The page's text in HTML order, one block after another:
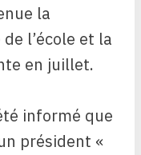
la
l’école et la
en juillet.
informé que
président «